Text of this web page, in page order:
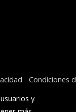
Condiciones
y